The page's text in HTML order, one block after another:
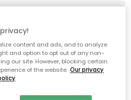
30 päivän ajan
content and ads, and to analyze
and option to opt out of any non-
our site. However, blocking certain
of the website. Our privacy